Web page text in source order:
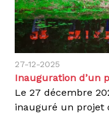
27-12-2025
Le 27 décembre